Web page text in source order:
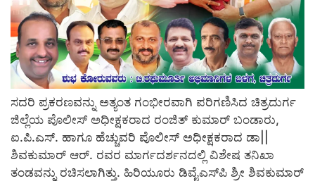
​ಸದರಿ ಪ್ರಕರಣವನ್ನು ಅತ್ಯಂತ ಗಂಭೀರವಾಗಿ ಪರಿಗಣಿಸಿದ ಚಿತ್ರದುರ್ಗ
ಜಿಲ್ಲೆಯ ಪೊಲೀಸ್ ಅಧೀಕ್ಷಕರಾದ ರಂಜಿತ್ ಕುಮಾರ್ ಬಂಡಾರು,
ಐ.ಪಿ.ಎಸ್. ಹಾಗೂ ಹೆಚ್ಚುವರಿ ಪೊಲೀಸ್ ಅಧೀಕ್ಷಕರಾದ ಡಾ||
ಶಿವಕುಮಾರ್ ಆರ್. ರವರ ಮಾರ್ಗದರ್ಶನದಲ್ಲಿ ವಿಶೇಷ ತನಿಖಾ
ತಂಡವನ್ನು ರಚಿಸಲಾಗಿತ್ತು. ಹಿರಿಯೂರು ಡಿವೈಎಸ್‌ಪಿ ಶ್ರೀ ಶಿವಕುಮಾರ್